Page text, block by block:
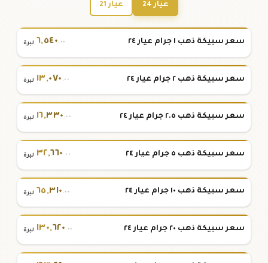
عيار 24 عيار 21
سعر سبيكة ذهب ١ جرام عيار ٢٤ ٦,٥٤٠.٠٠ ليرة
سعر سبيكة ذهب ٢ جرام عيار ٢٤ ١٣,٠٧٠ .٠٠ ليرة
سعر سبيكة ذهب ٢.٥ جرام عيار ٢٤ ١٦,٣٣٠ .٠٠ ليرة
سعر سبيكة ذهب ٥ جرام عيار ٢٤ ٣٢,٦٦٠ .٠٠ ليرة
سعر سبيكة ذهب ١٠ جرام عيار ٢٤ ٦٥,٣١٠ .٠٠ ليرة
سعر سبيكة ذهب ٢٠ جرام عيار ٢٤ ١٣٠,٦٢٠.٠٠ ليرة